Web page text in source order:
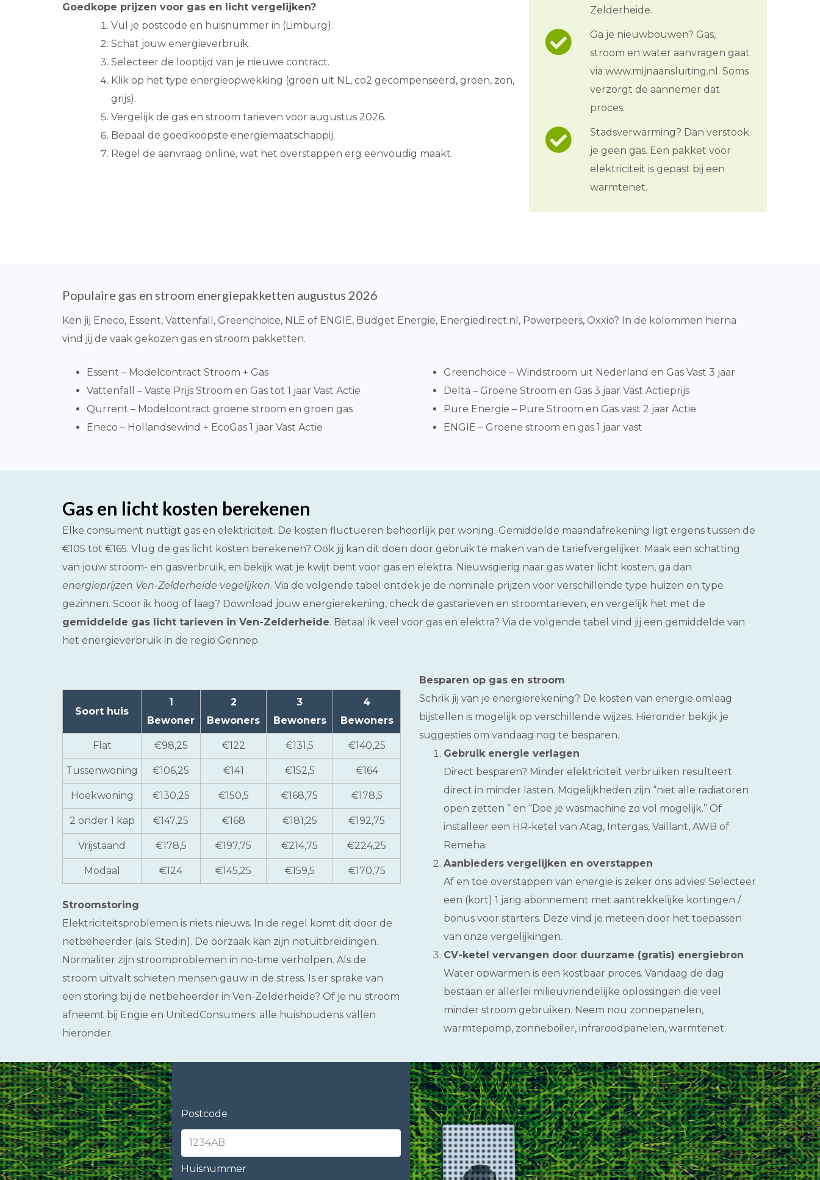
Goedkope prijzen voor gas en licht vergelijken?
Vul je postcode en huisnummer in (Limburg).
Schat jouw energieverbruik.
Selecteer de looptijd van je nieuwe contract.
Klik op het type energieopwekking (groen uit NL, co2 gecompenseerd, groen, zon,
grijs).
Vergelijk de gas en stroom tarieven voor augustus 2026.
Bepaal de goedkoopste energiemaatschappij.
Regel de aanvraag online, wat het overstappen erg eenvoudig maakt.
Zelderheide.
Ga je nieuwbouwen? Gas,
stroom en water aanvragen gaat
via www.mijnaansluiting.nl. Soms
verzorgt de aannemer dat
proces.
Stadsverwarming? Dan verstook
je geen gas. Een pakket voor
elektriciteit is gepast bij een
warmtenet.
Populaire gas en stroom energiepakketten augustus 2026
Ken jij Eneco, Essent, Vattenfall, Greenchoice, NLE of ENGIE, Budget Energie, Energiedirect.nl, Powerpeers, Oxxio? In de kolommen hierna
vind jij de vaak gekozen gas en stroom pakketten.
Essent – Modelcontract Stroom + Gas
Vattenfall – Vaste Prijs Stroom en Gas tot 1 jaar Vast Actie
Qurrent – Modelcontract groene stroom en groen gas
Eneco – Hollandsewind + EcoGas 1 jaar Vast Actie
Greenchoice – Windstroom uit Nederland en Gas Vast 3 jaar
Delta – Groene Stroom en Gas 3 jaar Vast Actieprijs
Pure Energie – Pure Stroom en Gas vast 2 jaar Actie
ENGIE – Groene stroom en gas 1 jaar vast
Gas en licht kosten berekenen
Elke consument nuttigt gas en elektriciteit. De kosten fluctueren behoorlijk per woning. Gemiddelde maandafrekening ligt ergens tussen de
€105 tot €165. Vlug de gas licht kosten berekenen? Ook jij kan dit doen door gebruik te maken van de tariefvergelijker. Maak een schatting
van jouw stroom- en gasverbruik, en bekijk wat je kwijt bent voor gas en elektra. Nieuwsgierig naar gas water licht kosten, ga dan
energieprijzen Ven-Zelderheide vegelijken. Via de volgende tabel ontdek je de nominale prijzen voor verschillende type huizen en type
gezinnen. Scoor ik hoog of laag? Download jouw energierekening, check de gastarieven en stroomtarieven, en vergelijk het met de
gemiddelde gas licht tarieven in Ven-Zelderheide. Betaal ik veel voor gas en elektra? Via de volgende tabel vind jij een gemiddelde van
het energieverbruik in de regio Gennep.
Soort huis
1
Bewoner
2
Bewoners
3
Bewoners
4
Bewoners
Flat €98,25 €122 €131,5 €140,25
Tussenwoning €106,25 €141 €152,5 €164
Hoekwoning €130,25 €150,5 €168,75 €178,5
2 onder 1 kap €147,25 €168 €181,25 €192,75
Vrijstaand €178,5 €197,75 €214,75 €224,25
Modaal €124 €145,25 €159,5 €170,75
Stroomstoring
Elektriciteitsproblemen is niets nieuws. In de regel komt dit door de
netbeheerder (als. Stedin). De oorzaak kan zijn netuitbreidingen.
Normaliter zijn stroomproblemen in no-time verholpen. Als de
stroom uitvalt schieten mensen gauw in de stress. Is er sprake van
een storing bij de netbeheerder in Ven-Zelderheide? Of je nu stroom
afneemt bij Engie en UnitedConsumers: alle huishoudens vallen
hieronder.
Besparen op gas en stroom
Schrik jij van je energierekening? De kosten van energie omlaag
bijstellen is mogelijk op verschillende wijzes. Hieronder bekijk je
suggesties om vandaag nog te besparen.
Gebruik energie verlagen
Direct besparen? Minder elektriciteit verbruiken resulteert
direct in minder lasten. Mogelijkheden zijn “niet alle radiatoren
open zetten ” en “Doe je wasmachine zo vol mogelijk.” Of
installeer een HR-ketel van Atag, Intergas, Vaillant, AWB of
Remeha.
Aanbieders vergelijken en overstappen
Af en toe overstappen van energie is zeker ons advies! Selecteer
een (kort) 1 jarig abonnement met aantrekkelijke kortingen /
bonus voor starters. Deze vind je meteen door het toepassen
van onze vergelijkingen.
CV-ketel vervangen door duurzame (gratis) energiebron
Water opwarmen is een kostbaar proces. Vandaag de dag
bestaan er allerlei milieuvriendelijke oplossingen die veel
minder stroom gebruiken. Neem nou zonnepanelen,
warmtepomp, zonneboiler, infraroodpanelen, warmtenet.
Postcode
Huisnummer